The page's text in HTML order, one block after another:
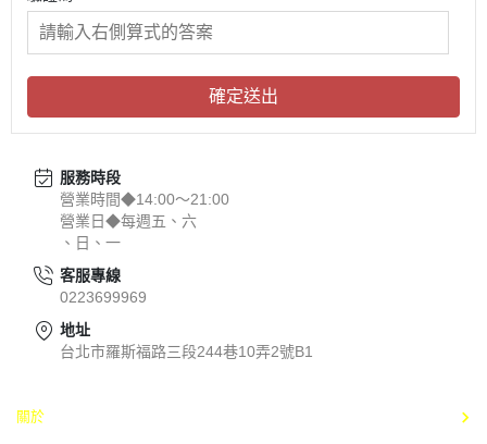
確定送出
服務時段
營業時間◆14:00～21:00
營業日◆每週五、六
、日、一
客服專線
0223699969
地址
台北市羅斯福路三段244巷10弄2號B1
關於